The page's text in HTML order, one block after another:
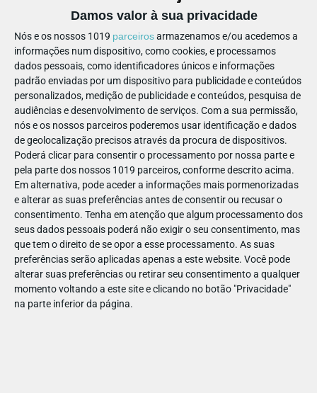
Damos valor à sua privacidade
Nós e os nossos 1019 parceirosarmazenamos e/ou acedemos a
informações num dispositivo, como cookies, e processamos
dados pessoais, como identificadores únicos e informações
padrão enviadas por um dispositivo para publicidade e conteúdos
personalizados, medição de publicidade e conteúdos, pesquisa de
audiências e desenvolvimento de serviços. Com a sua permissão,
nós e os nossos parceiros poderemos usar identificação e dados
de geolocalização precisos através da procura de dispositivos.
Poderá clicar para consentir o processamento por nossa parte e
pela parte dos nossos 1019 parceiros, conforme descrito acima.
Em alternativa, pode aceder a informações mais pormenorizadas
e alterar as suas preferências antes de consentir ou recusar o
consentimento. Tenha em atenção que algum processamento dos
seus dados pessoais poderá não exigir o seu consentimento, mas
que tem o direito de se opor a esse processamento. As suas
preferências serão aplicadas apenas a este website. Você pode
alterar suas preferências ou retirar seu consentimento a qualquer
momento voltando a este site e clicando no botão "Privacidade"
na parte inferior da página.
10
18667460722412